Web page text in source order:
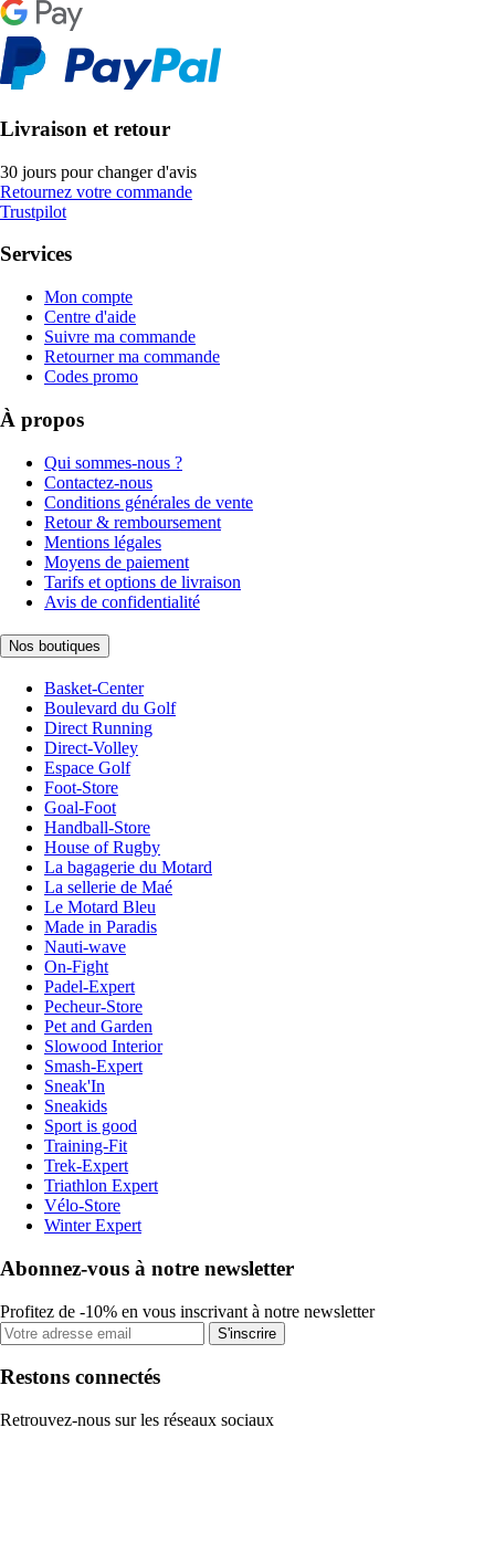
Livraison et retour
30 jours pour changer d'avis
Retournez votre commande
Trustpilot
Services
Mon compte
Centre d'aide
Suivre ma commande
Retourner ma commande
Codes promo
À propos
Qui sommes-nous ?
Contactez-nous
Conditions générales de vente
Retour & remboursement
Mentions légales
Moyens de paiement
Tarifs et options de livraison
Avis de confidentialité
Nos boutiques
Basket-Center
Boulevard du Golf
Direct Running
Direct-Volley
Espace Golf
Foot-Store
Goal-Foot
Handball-Store
House of Rugby
La bagagerie du Motard
La sellerie de Maé
Le Motard Bleu
Made in Paradis
Nauti-wave
On-Fight
Padel-Expert
Pecheur-Store
Pet and Garden
Slowood Interior
Smash-Expert
Sneak'In
Sneakids
Sport is good
Training-Fit
Trek-Expert
Triathlon Expert
Vélo-Store
Winter Expert
Abonnez-vous à notre newsletter
Profitez de -10% en vous inscrivant à notre newsletter
S'inscrire
Restons connectés
Retrouvez-nous sur les réseaux sociaux